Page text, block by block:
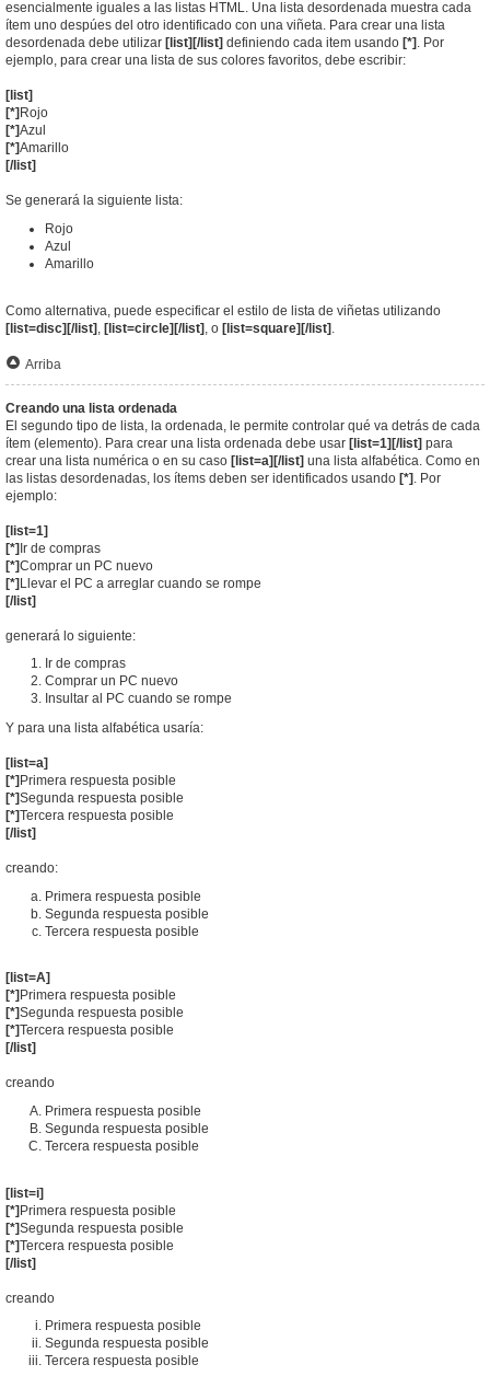
esencialmente iguales a las listas HTML. Una lista desordenada muestra cada
ítem uno despúes del otro identificado con una viñeta. Para crear una lista
desordenada debe utilizar [list][/list] definiendo cada item usando [*] . Por
ejemplo, para crear una lista de sus colores favoritos, debe escribir:
[list]
[*] Rojo
[*]Azul
[*]Amarillo
[/list]
Se generará la siguiente lista:
Rojo
Azul
Amarillo
Como alternativa, puede especificar el estilo de lista de viñetas utilizando
[list=disc][/list] [list=circle][/list] , o [list=square][/list]
Arriba
Creando una lista ordenada
El segundo tipo de lista, la ordenada, le permite controlar qué va detrás de cada
ítem (elemento). Para crear una lista ordenada debe usar [list=1][/list] para
crear una lista numérica o en su caso [list=a][/list] una lista alfabética. Como en
las listas desordenadas, los ítems deben ser identificados usando [*] . Por
ejemplo:
[list=1]
[*]Ir de compras
[*]Comprar un PC nuevo
[*]Llevar el PC a arreglar cuando se rompe
[/list]
generará lo siguiente:
Ir de compras
Comprar un PC nuevo
Insultar al PC cuando se rompe
Y para una lista alfabética usaría:
[list=a]
[*] Primera respuesta posible
[*]Segunda respuesta posible
[*]Tercera respuesta posible
[/list]
creando:
Primera respuesta posible
Segunda respuesta posible
Tercera respuesta posible
[list=A]
[*] Primera respuesta posible
[*]Segunda respuesta posible
[*]Tercera respuesta posible
[/list]
creando
Primera respuesta posible
Segunda respuesta posible
Tercera respuesta posible
[list=i]
[*]Primera respuesta posible
[*]Segunda respuesta posible
[*]Tercera respuesta posible
[/list]
creando
Primera respuesta posible
Segunda respuesta posible
Tercera respuesta posible